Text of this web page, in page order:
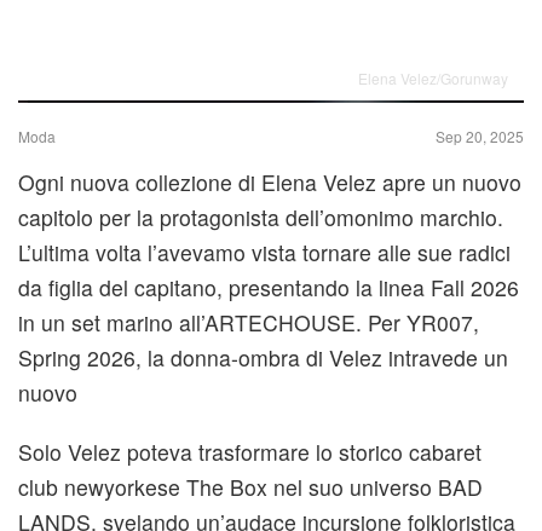
Elena Velez/Gorunway
Moda Sep 20, 2025
Ogni nuova collezione di Elena Velez apre un nuovo
capitolo per la protagonista dell’omonimo marchio.
L’ultima volta l’avevamo vista tornare alle sue radici
da figlia del capitano, presentando la linea Fall 2026
in un set marino all’ARTECHOUSE. Per YR007,
Spring 2026, la donna-ombra di Velez intravede un
nuovo
Solo Velez poteva trasformare lo storico cabaret
club newyorkese The Box nel suo universo BAD
LANDS, svelando un’audace incursione folkloristica